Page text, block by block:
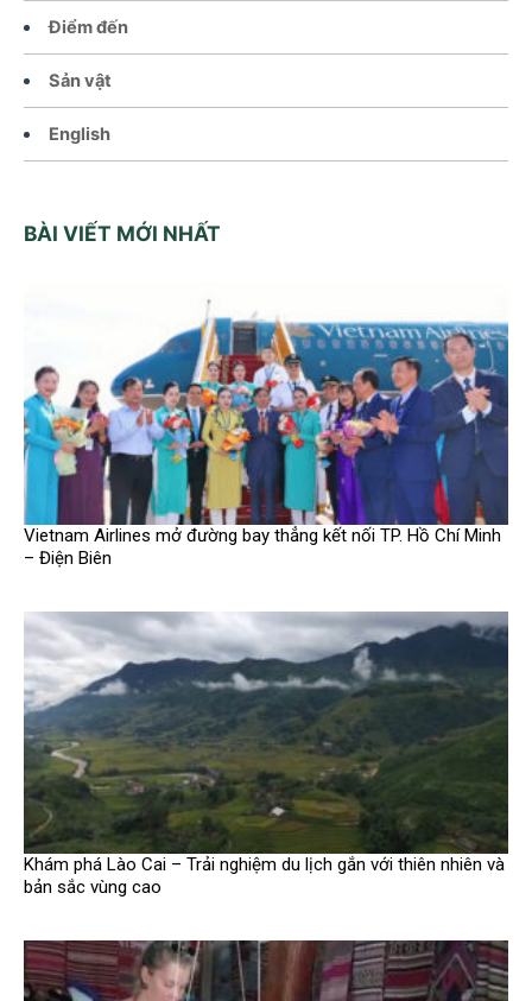
Điểm đến
Sản vật
English
BÀI VIẾT MỚI NHẤT
Vietnam Airlines mở đường bay thẳng kết nối TP. Hồ Chí Minh
– Điện Biên
Khám phá Lào Cai – Trải nghiệm du lịch gắn với thiên nhiên và
bản sắc vùng cao